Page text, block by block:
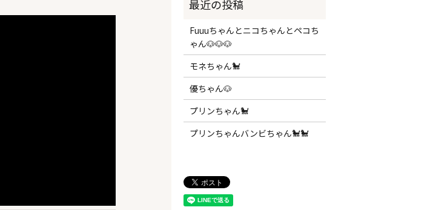
Fuuuちゃんとニコちゃんとペコち
ゃん🐶🐶🐶
モネちゃん🐩
優ちゃん🐶
プリンちゃん🐩
プリンちゃんバンビちゃん🐩🐩